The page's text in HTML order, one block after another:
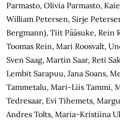
Parmasto, Olivia Parmasto,
William Petersen, Sirje
Bergmann), Tiit Pääsuke, Rein
Toomas Rein, Mari Roosvalt,
Sven Saag, Martin Saar, Reti
Lembit Sarapuu, Jana Soans,
Tammetalu, Mari-Liis Tammi,
Tedresaar, Evi Tihemets,
Andres Tolts, Maria-Kristiina